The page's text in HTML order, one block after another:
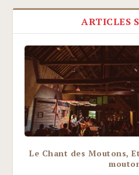
ARTICLES
Le Chant des Moutons,